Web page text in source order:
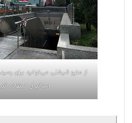
از مترو شیشلی می‌توانید برای
استانبول استفاده